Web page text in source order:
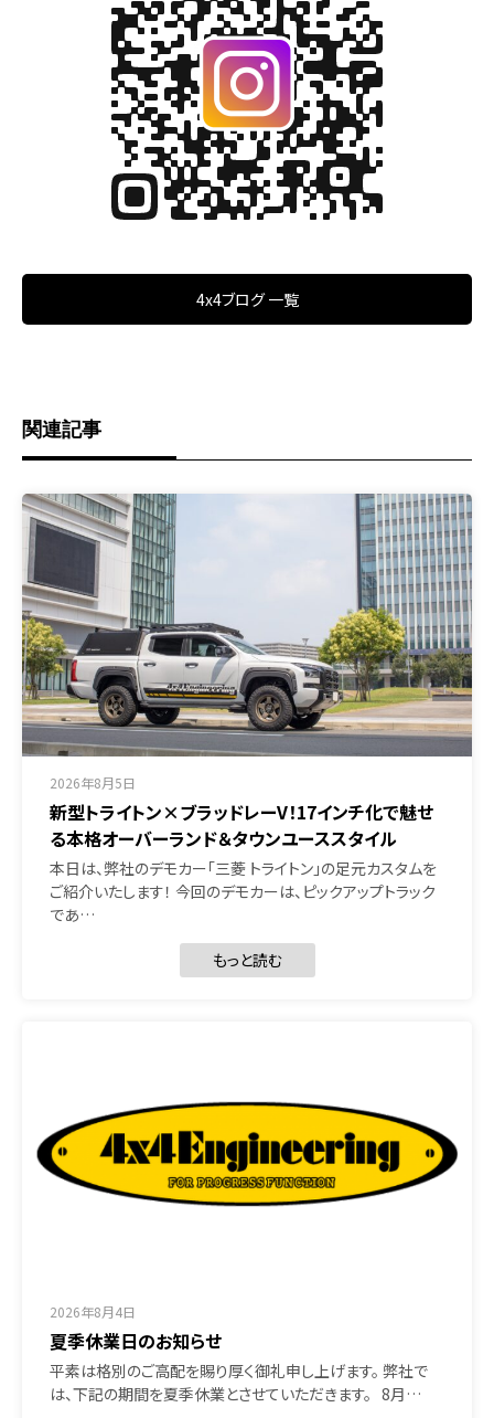
4x4ブログ 一覧
関連記事
2026年8月5日
新型トライトン×ブラッドレーV！17インチ化で魅せ
る本格オーバーランド＆タウンユーススタイル
本日は、弊社のデモカー「三菱 トライトン」の足元カスタムを
ご紹介いたします！ 今回のデモカーは、ピックアップトラック
であ…
もっと読む
2026年8月4日
夏季休業日のお知らせ
平素は格別のご高配を賜り厚く御礼申し上げます。 弊社で
は、下記の期間を夏季休業とさせていただきます。 8月…